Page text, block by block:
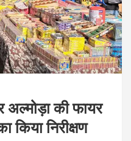
अल्मोड़ा की फायर
किया निरीक्षण